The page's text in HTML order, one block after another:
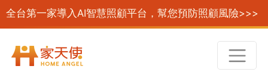
全台第一家導入AI智慧照顧平台，幫您預防照顧風險>>>